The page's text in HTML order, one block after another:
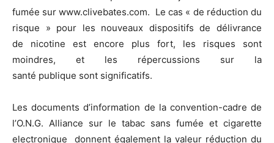
fumée sur www.clivebates.com. Le cas « de réduction du
risque » pour les nouveaux dispositifs de délivrance
de nicotine est encore plus fort, les risques sont
moindres, et les répercussions sur la
santé publique sont significatifs.
Les documents d’information de la convention-cadre de
l’O.N.G. Alliance sur le tabac sans fumée et cigarette
electronique donnent également la valeur réduction du